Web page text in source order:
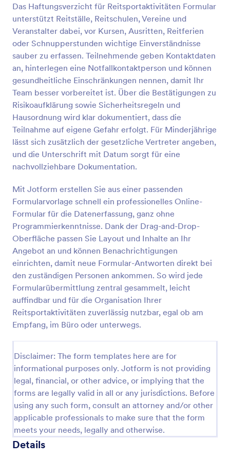
Das Haftungsverzicht für Reitsportaktivitäten Formular
unterstützt Reitställe, Reitschulen, Vereine und
Veranstalter dabei, vor Kursen, Ausritten, Reitferien
oder Schnupperstunden wichtige Einverständnisse
sauber zu erfassen. Teilnehmende geben Kontaktdaten
an, hinterlegen eine Notfallkontaktperson und können
gesundheitliche Einschränkungen nennen, damit Ihr
Team besser vorbereitet ist. Über die Bestätigungen zu
Risikoaufklärung sowie Sicherheitsregeln und
Hausordnung wird klar dokumentiert, dass die
Teilnahme auf eigene Gefahr erfolgt. Für Minderjährige
lässt sich zusätzlich der gesetzliche Vertreter angeben,
und die Unterschrift mit Datum sorgt für eine
nachvollziehbare Dokumentation.
Mit Jotform erstellen Sie aus einer passenden
Formularvorlage schnell ein professionelles Online-
Formular für die Datenerfassung, ganz ohne
Programmierkenntnisse. Dank der Drag-and-Drop-
Oberfläche passen Sie Layout und Inhalte an Ihr
Angebot an und können Benachrichtigungen
einrichten, damit neue Formular-Antworten direkt bei
den zuständigen Personen ankommen. So wird jede
Formularübermittlung zentral gesammelt, leicht
auffindbar und für die Organisation Ihrer
Reitsportaktivitäten zuverlässig nutzbar, egal ob am
Empfang, im Büro oder unterwegs.
Disclaimer: The form templates here are for
informational purposes only. Jotform is not providing
legal, financial, or other advice, or implying that the
forms are legally valid in all or any jurisdictions. Before
using any such form, consult an attorney and/or other
applicable professionals to make sure that the form
meets your needs, legally and otherwise.
Details
Vorschau
Schwimmberechtigung Formular
Erfassen Sie Einwilligungen zur Teilnahme am
Schwimmen sowie wichtige Sicherheitsangaben für
Schulen, Vereine und Feriencamps mit dieser
Schwimmerlaubnisformular Formularvorlage von
Jotform.
Go to Category:
Einverständniserklärungen
Vorschau